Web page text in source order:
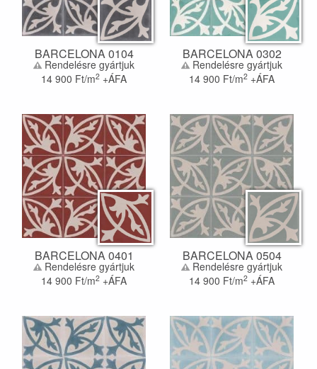
BARCELONA 0104
Rendelésre gyártjuk
14 900 Ft/m2 +ÁFA
BARCELONA 0302
Rendelésre gyártjuk
14 900 Ft/m2 +ÁFA
BARCELONA 0401
Rendelésre gyártjuk
14 900 Ft/m2 +ÁFA
BARCELONA 0504
Rendelésre gyártjuk
14 900 Ft/m2 +ÁFA